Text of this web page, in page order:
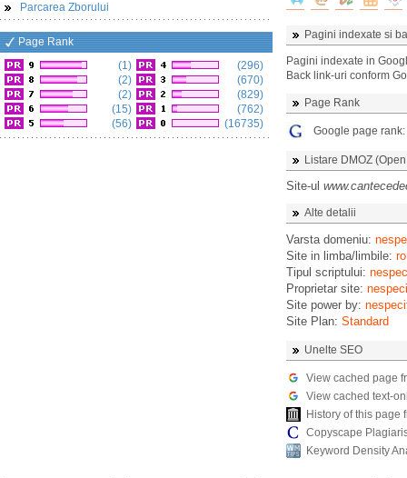
Parcarea Zborului
Page Rank
(1)
(2)
(2)
(15)
(56)
(296)
(670)
(829)
(762)
(16735)
Pagini indexate si
Pagini indexate in
Back link-uri conform
Page Rank
Google page rank:
Listare DMOZ
Site-ul
Alte detalii
Varsta domeniu:
Site in limba/limbile: ro
Tipul scriptului:
Proprietar site:
Site power by:
Site Plan: Standard
Unelte SEO
View cached page
View cached text-
History of this page
Copyscape
Keyword Density